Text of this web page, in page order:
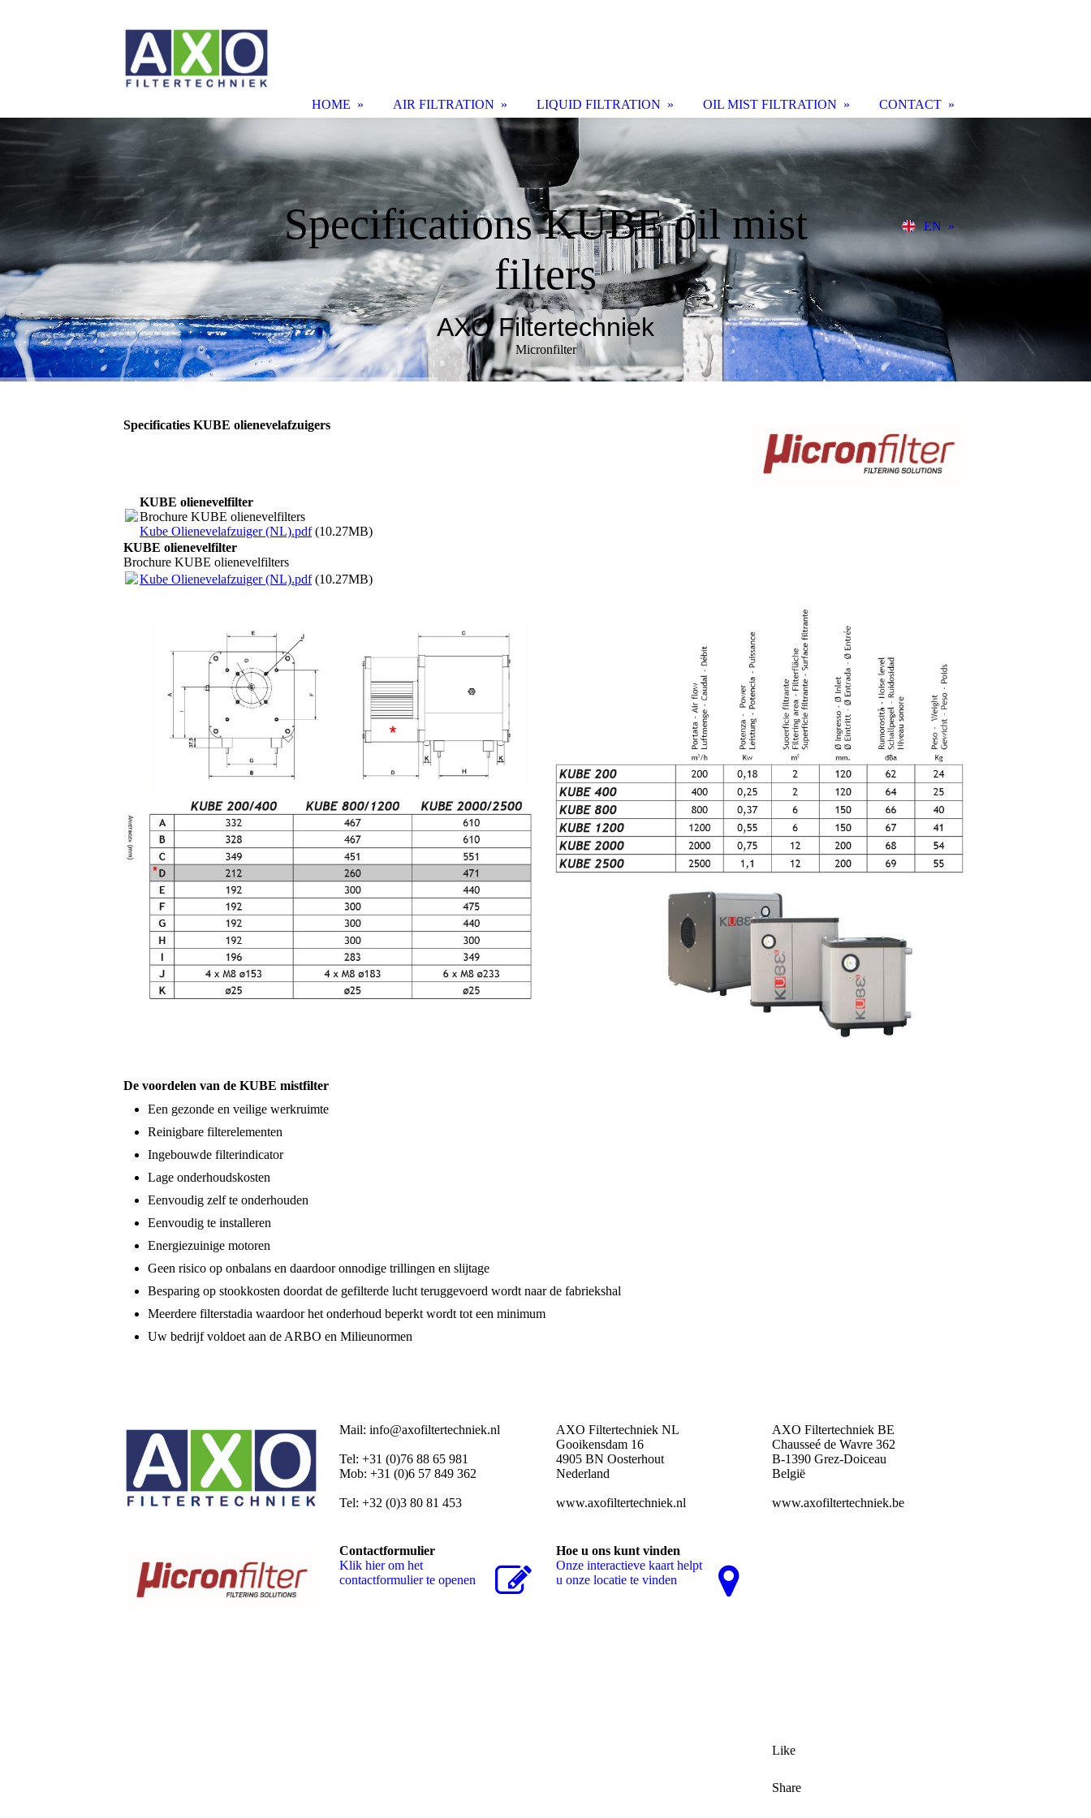
Specifications KUBE oil mist
filters
AXO Filtertechniek
Micronfilter
Specificaties KUBE olienevelafzuigers
KUBE olienevelfilter
Brochure KUBE olienevelfilters
Kube Olienevelafzuiger (NL).pdf(10.27MB)
KUBE olienevelfilter
Brochure KUBE olienevelfilters
Kube Olienevelafzuiger (NL).pdf(10.27MB)
De voordelen van de KUBE mistfilter
Een gezonde en veilige werkruimte
Reinigbare filterelementen
Ingebouwde filterindicator
Lage onderhoudskosten
Eenvoudig zelf te onderhouden
Eenvoudig te installeren
Energiezuinige motoren
Geen risico op onbalans en daardoor onnodige trillingen en slijtage
Besparing op stookkosten doordat de gefilterde lucht teruggevoerd wordt naar de fabriekshal
Meerdere filterstadia waardoor het onderhoud beperkt wordt tot een minimum
Uw bedrijf voldoet aan de ARBO en Milieunormen
Mail: info@axofiltertechniek.nl
Tel: +31 (0)76 88 65 981
Mob: +31 (0)6 57 849 362
Tel: +32 (0)3 80 81 453
Contactformulier
Klik hier om het
contactformulier te openen
AXO Filtertechniek NL
Gooikensdam 16
4905 BN Oosterhout
Nederland
www.axofiltertechniek.nl
Hoe u ons kunt vinden
Onze interactieve kaart helpt
u onze locatie te vinden
AXO Filtertechniek BE
Chausseé de Wavre 362
B-1390 Grez-Doiceau
België
www.axofiltertechniek.be
Like
Share
HOME AIR FILTRATION LIQUID FILTRATION OIL MIST FILTRATION CONTACT
EN